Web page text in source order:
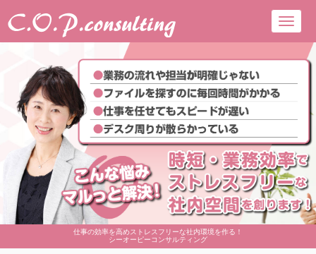
仕事の効率を高めストレスフリーな社内環境を作る！
シーオーピーコンサルティング